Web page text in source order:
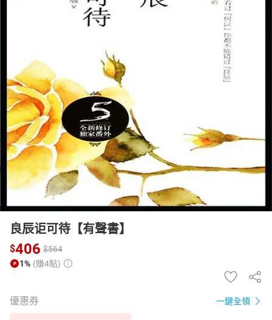
3C家電 親子玩具
女裝 男裝 情趣用品
日本購物 電子/紙本書
HOT
良辰讵可待【有聲書】
$406 $564
1% (賺4點)
優惠券 一鍵全領